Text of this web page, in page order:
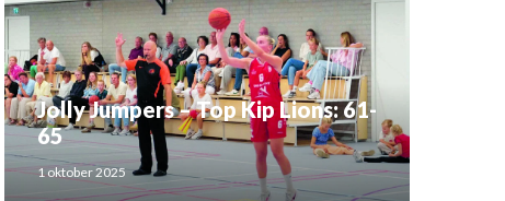
Jolly Jumpers – Top Kip Lions: 61-
65
1 oktober 2025